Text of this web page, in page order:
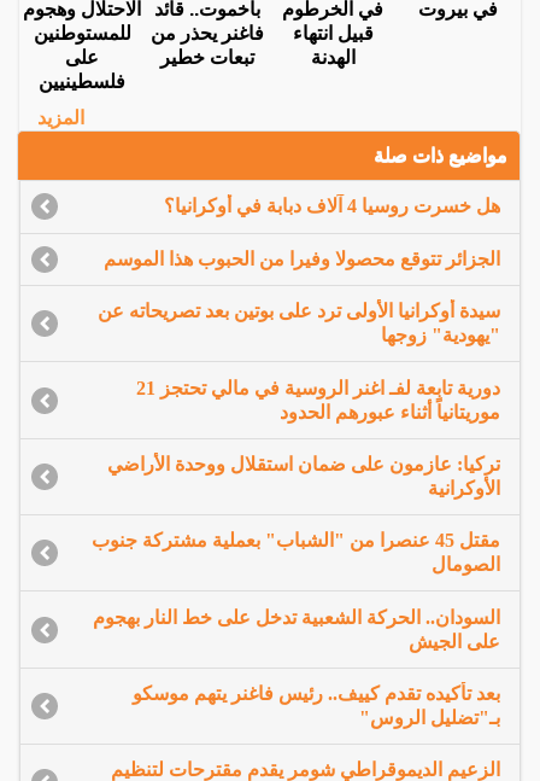
في بيروت
في الخرطوم
قبيل انتهاء
الهدنة
باخموت.. قائد
فاغنر يحذر من
تبعات خطير
الاحتلال وهجوم
للمستوطنين
على
فلسطينيين
المزيد
مواضيع ذات صلة
هل خسرت روسيا 4 آلاف دبابة في أوكرانيا؟
الجزائر تتوقع محصولا وفيرا من الحبوب هذا الموسم
سيدة أوكرانيا الأولى ترد على بوتين بعد تصريحاته عن
"يهودية" زوجها
دورية تابعة لفـ اغنر الروسية في مالي تحتجز 21
موريتانياً أثناء عبورهم الحدود
تركيا: عازمون على ضمان استقلال ووحدة الأراضي
الأوكرانية
مقتل 45 عنصرا من "الشباب" بعملية مشتركة جنوب
الصومال
السودان.. الحركة الشعبية تدخل على خط النار بهجوم
على الجيش
بعد تأكيده تقدم كييف.. رئيس فاغنر يتهم موسكو
بـ"تضليل الروس"
الزعيم الديموقراطي شومر يقدم مقترحات لتنظيم